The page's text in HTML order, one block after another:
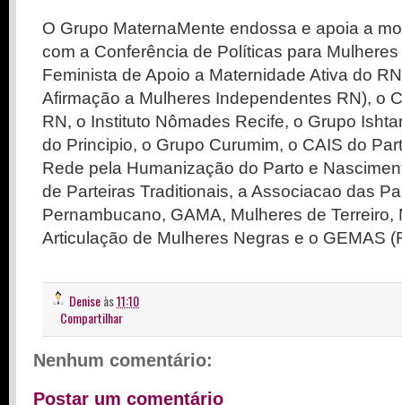
O Grupo MaternaMente endossa e apoia a
com a Conferência de Políticas para
Feminista de Apoio a Maternidade Ativa do
Afirmação a Mulheres Independentes RN), o
RN, o Instituto Nômades Recife, o Grupo
do Principio, o Grupo Curumim, o CAIS do
Rede pela Humanização do Parto e
de Parteiras Traditionais, a Associacao das
Pernambucano, GAMA, Mulheres de Terreiro,
Articulação de Mulheres Negras e o GEMAS
Deniseàs11:10
Compartilhar
Nenhum comentário:
Postar um comentário